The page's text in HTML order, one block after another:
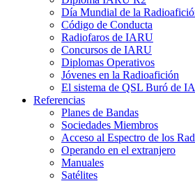
Día Mundial de la
Código de Conducta
Radiofaros de IARU
Concursos de IARU
Diplomas Operativos
Jóvenes en la Radioafición
El sistema de QSL Buró de
Referencias
Planes de Bandas
Sociedades Miembros
Acceso al Espectro de los
Operando en el extranjero
Manuales
Satélites